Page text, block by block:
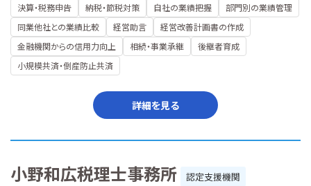
決算・税務申告
納税・節税対策 自社の業績把握
部門別の業績管理
同業他社との業績比較
経営助言
経営改善計画書の作成
金融機関からの信用力向上
相続・事業承継
後継者育成
小規模共済・倒産防止共済
詳細を見る
小野和広税理士事務所
認定支援機関